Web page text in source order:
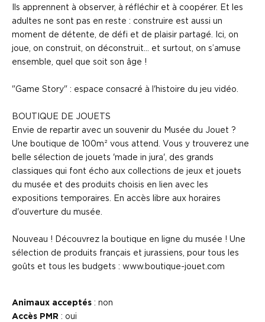
Ils apprennent à observer, à réfléchir et à coopérer. Et les
adultes ne sont pas en reste : construire est aussi un
moment de détente, de défi et de plaisir partagé. Ici, on
joue, on construit, on déconstruit… et surtout, on s’amuse
ensemble, quel que soit son âge !
"Game Story" : espace consacré à l'histoire du jeu vidéo.
BOUTIQUE DE JOUETS
Envie de repartir avec un souvenir du Musée du Jouet ?
Une boutique de 100m² vous attend. Vous y trouverez une
belle sélection de jouets 'made in jura', des grands
classiques qui font écho aux collections de jeux et jouets
du musée et des produits choisis en lien avec les
expositions temporaires. En accès libre aux horaires
d'ouverture du musée.
Nouveau ! Découvrez la boutique en ligne du musée ! Une
sélection de produits français et jurassiens, pour tous les
goûts et tous les budgets : www.boutique-jouet.com
Animaux acceptés : non
Accès PMR : oui